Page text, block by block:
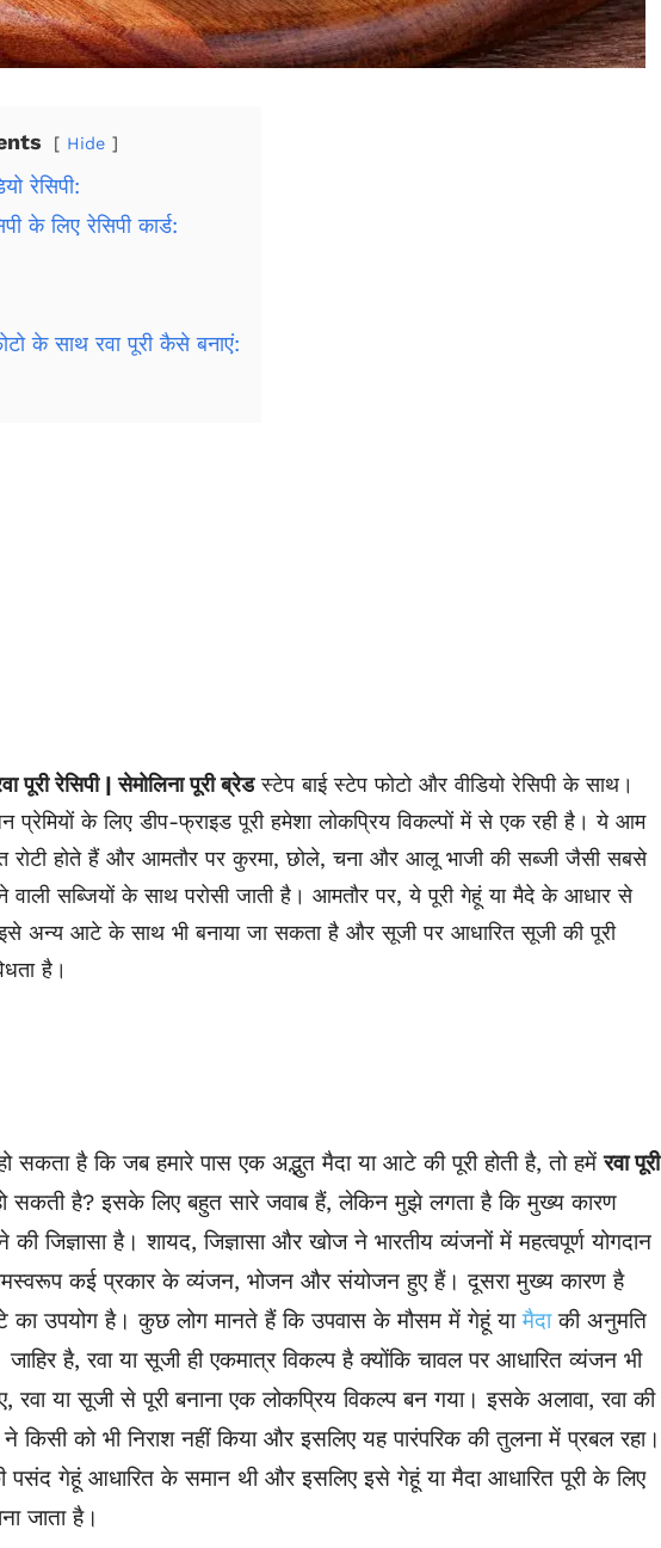
Hide
रेसिपी:
के लिए रेसिपी कार्ड:
के साथ रवा पूरी कैसे बनाएं:
पूरी रेसिपी | सेमोलिना पूरी ब्रेडस्टेप बाई स्टेप फोटो और वीडियो रेसिपी के साथ।
प्रेमियों के लिए डीप-फ्राइड पूरी हमेशा लोकप्रिय विकल्पों में से एक रही है। ये आम
रोटी होते हैं और आमतौर पर कुरमा, छोले, चना और आलू भाजी की सब्जी जैसी सबसे
सब्जियों के साथ परोसी जाती है। आमतौर पर, ये पूरी गेहूं या मैदे के आधार से
अन्य आटे के साथ भी बनाया जा सकता है और सूजी पर आधारित सूजी की पूरी
है।
सकता है कि जब हमारे पास एक अद्भुत मैदा या आटे की पूरी होती है, तो हमेंरवा पूरी
सकती है? इसके लिए बहुत सारे जवाब हैं, लेकिन मुझे लगता है कि मुख्य कारण
जिज्ञासा है। शायद, जिज्ञासा और खोज ने भारतीय व्यंजनों में महत्वपूर्ण योगदान
कई प्रकार के व्यंजन, भोजन और संयोजन हुए हैं। दूसरा मुख्य कारण है
उपयोग है। कुछ लोग मानते हैं कि उपवास के मौसम में गेहूं यामैदाकी अनुमति
जाहिर है, रवा या सूजी ही एकमात्र विकल्प है क्योंकि चावल पर आधारित व्यंजन भी
रवा या सूजी से पूरी बनाना एक लोकप्रिय विकल्प बन गया। इसके अलावा, रवा की
किसी को भी निराश नहीं किया और इसलिए यह पारंपरिक की तुलना में प्रबल रहा।
पसंद गेहूं आधारित के समान थी और इसलिए इसे गेहूं या मैदा आधारित पूरी के लिए
जाता है।